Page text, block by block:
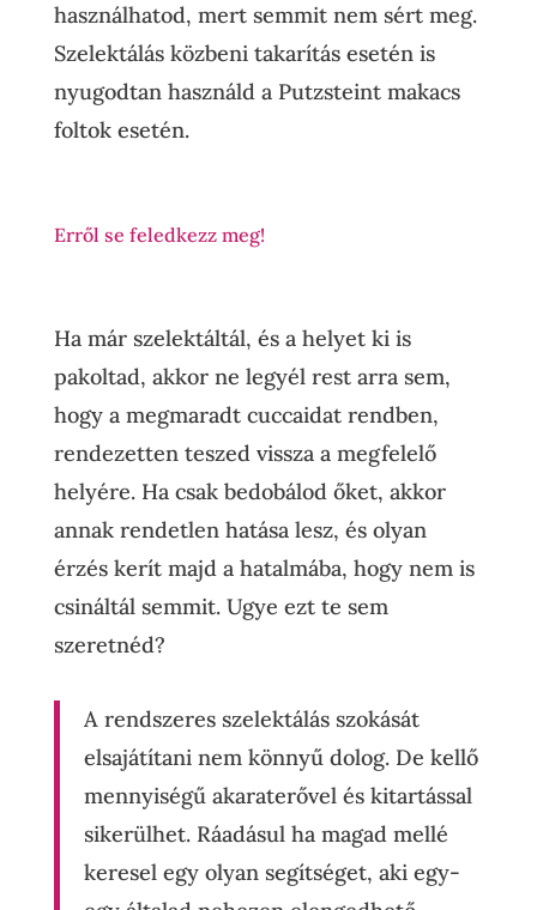
használhatod, mert semmit nem sért meg.
Szelektálás közbeni takarítás esetén is
nyugodtan használd a Putzsteint makacs
foltok esetén.
Erről se feledkezz meg!
Ha már szelektáltál, és a helyet ki is
pakoltad, akkor ne legyél rest arra sem,
hogy a megmaradt cuccaidat rendben,
rendezetten teszed vissza a megfelelő
helyére. Ha csak bedobálod őket, akkor
annak rendetlen hatása lesz, és olyan
érzés kerít majd a hatalmába, hogy nem is
csináltál semmit. Ugye ezt te sem
szeretnéd?
A rendszeres szelektálás szokását
elsajátítani nem könnyű dolog. De kellő
mennyiségű akaraterővel és kitartással
sikerülhet. Ráadásul ha magad mellé
keresel egy olyan segítséget, aki egy-